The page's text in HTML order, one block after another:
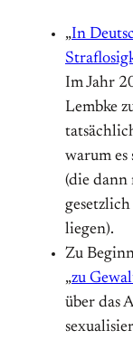
„In
Im Jahr
Lembke
warum es
(die dann
liegen).
Zu
„zu
über das